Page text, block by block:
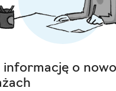
o